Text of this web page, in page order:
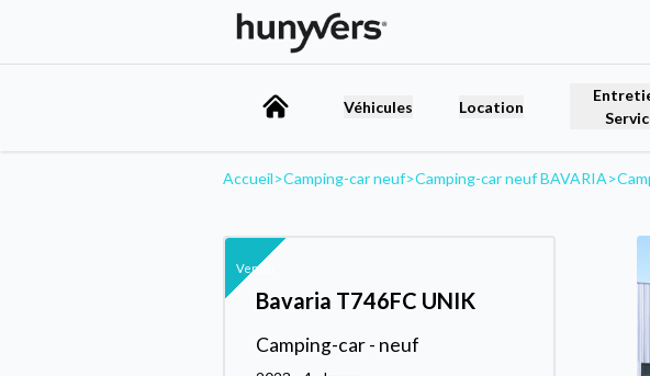
Véhicules Location
Accueil>Camping-car neuf>Camping-car neuf BAVARIA>
Vendu
Bavaria T746FC UNIK
Camping-car - neuf